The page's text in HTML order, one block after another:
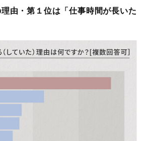
理由・第１位は「仕事時間が長いた